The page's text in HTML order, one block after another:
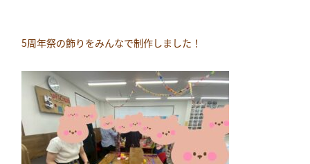
5周年祭の飾りをみんなで制作しました！